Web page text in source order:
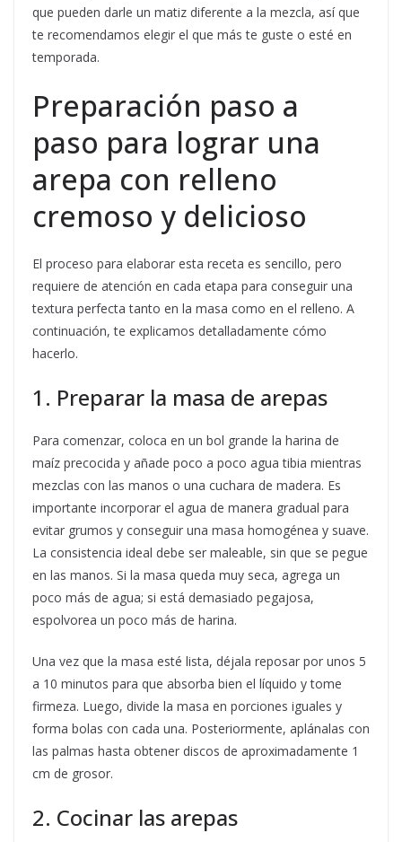
que pueden darle un matiz diferente a la mezcla, así que
te recomendamos elegir el que más te guste o esté en
temporada.
Preparación paso a
paso para lograr una
arepa con relleno
cremoso y delicioso
El proceso para elaborar esta receta es sencillo, pero
requiere de atención en cada etapa para conseguir una
textura perfecta tanto en la masa como en el relleno. A
continuación, te explicamos detalladamente cómo
hacerlo.
1. Preparar la masa de arepas
Para comenzar, coloca en un bol grande la harina de
maíz precocida y añade poco a poco agua tibia mientras
mezclas con las manos o una cuchara de madera. Es
importante incorporar el agua de manera gradual para
evitar grumos y conseguir una masa homogénea y suave.
La consistencia ideal debe ser maleable, sin que se pegue
en las manos. Si la masa queda muy seca, agrega un
poco más de agua; si está demasiado pegajosa,
espolvorea un poco más de harina.
Una vez que la masa esté lista, déjala reposar por unos 5
a 10 minutos para que absorba bien el líquido y tome
firmeza. Luego, divide la masa en porciones iguales y
forma bolas con cada una. Posteriormente, aplánalas con
las palmas hasta obtener discos de aproximadamente 1
cm de grosor.
2. Cocinar las arepas